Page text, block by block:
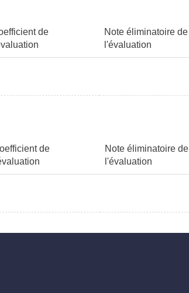
de
Note éliminatoire de
l'évaluation
de
Note éliminatoire de
l'évaluation